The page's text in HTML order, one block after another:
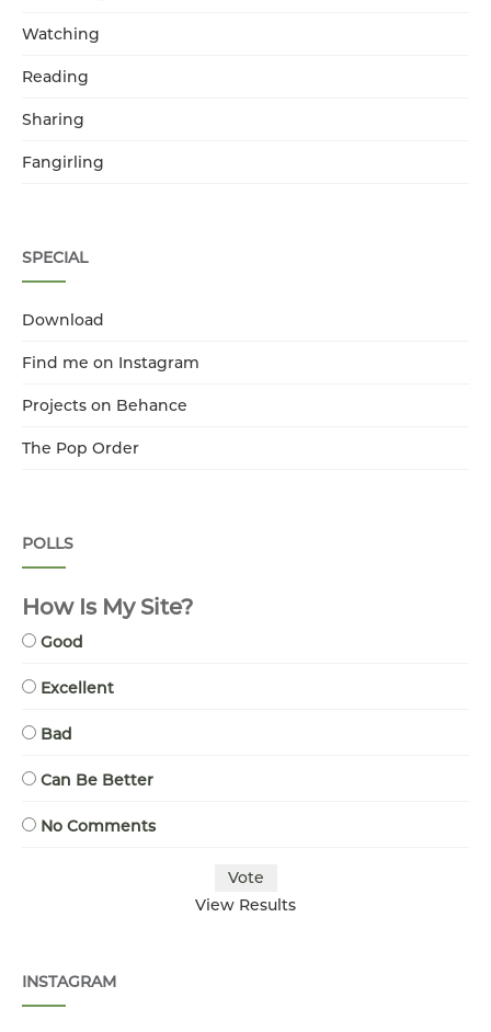
Watching
Reading
Sharing
Fangirling
SPECIAL
Download
Find me on Instagram
Projects on Behance
The Pop Order
POLLS
How Is My Site?
Good
Excellent
Bad
Can Be Better
No Comments
View Results
INSTAGRAM